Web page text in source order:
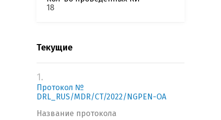
18
Текущие
1.
Протокол №
DRL_RUS/MDR/CT/2022/NGPEN-OA
Название протокола